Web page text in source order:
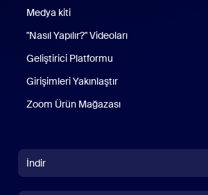
Medya kiti
"Nasıl Yapılır?" Videoları
Geliştirici Platformu
Girişimleri Yakınlaştır
Zoom Ürün Mağazası
İndir